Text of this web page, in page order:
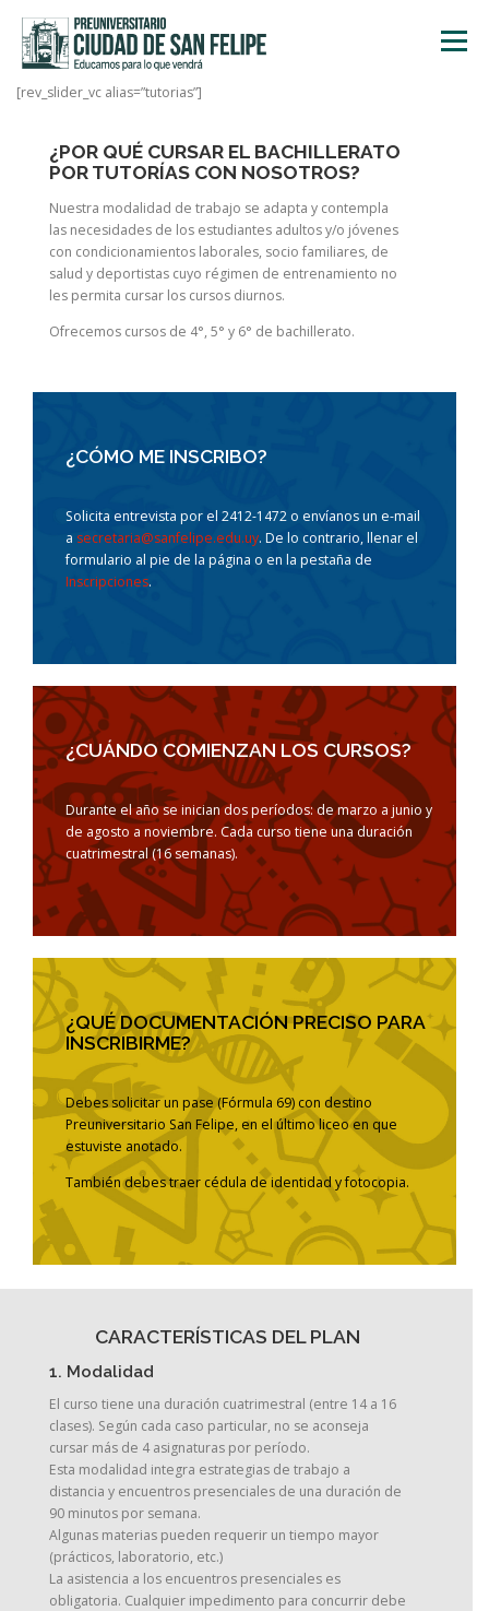
contenido
Menú
TALLERES ACTIVIDADES INSCRIPCIONES
[rev_slider_vc alias=”tutorias”]
¿POR QUÉ CURSAR EL BACHILLERATO
POR TUTORÍAS CON NOSOTROS?
Nuestra modalidad de trabajo se adapta y contempla
las necesidades de los estudiantes adultos y/o jóvenes
con condicionamientos laborales, socio familiares, de
salud y deportistas cuyo régimen de entrenamiento no
les permita cursar los cursos diurnos.
Ofrecemos cursos de 4°, 5° y 6° de bachillerato.
¿CÓMO ME INSCRIBO?
Solicita entrevista por el 2412-1472 o envíanos un e-mail
a secretaria@sanfelipe.edu.uy. De lo contrario, llenar el
formulario al pie de la página o en la pestaña de
Inscripciones.
¿CUÁNDO COMIENZAN LOS CURSOS?
Durante el año se inician dos períodos: de marzo a junio y
de agosto a noviembre. Cada curso tiene una duración
cuatrimestral (16 semanas).
¿QUÉ DOCUMENTACIÓN PRECISO PARA
INSCRIBIRME?
Debes solicitar un pase (Fórmula 69) con destino
Preuniversitario San Felipe, en el último liceo en que
estuviste anotado.
También debes traer cédula de identidad y fotocopia.
CARACTERÍSTICAS DEL PLAN
1. Modalidad
El curso tiene una duración cuatrimestral (entre 14 a 16
clases). Según cada caso particular, no se aconseja
cursar más de 4 asignaturas por período.
Esta modalidad integra estrategias de trabajo a
distancia y encuentros presenciales de una duración de
90 minutos por semana.
Algunas materias pueden requerir un tiempo mayor
(prácticos, laboratorio, etc.)
La asistencia a los encuentros presenciales es
obligatoria. Cualquier impedimento para concurrir debe